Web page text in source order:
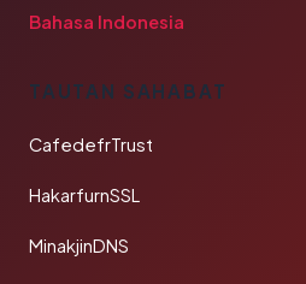
Bahasa Indonesia
TAUTAN SAHABAT
CafedefrTrust
HakarfurnSSL
MinakjinDNS